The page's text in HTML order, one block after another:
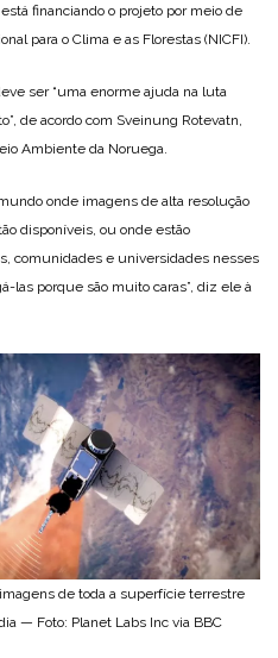
financiando o projeto por meio de
para o Clima e as Florestas (NICFI).
ser “uma enorme ajuda na luta
de acordo com Sveinung Rotevatn,
Ambiente da Noruega.
onde imagens de alta resolução
disponíveis, ou onde estão
comunidades e universidades nesses
las porque são muito caras”, diz ele à
de toda a superfície terrestre
— Foto: Planet Labs Inc via BBC